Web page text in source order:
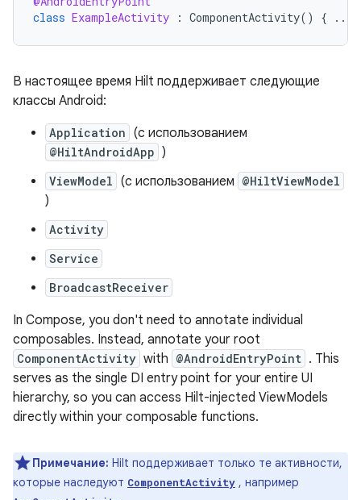
class ExampleActivity : ComponentActivity() { ...
В настоящее время Hilt поддерживает следующие
классы Android:
Application (с использованием
@HiltAndroidApp )
ViewModel (с использованием @HiltViewModel
)
Activity
Service
BroadcastReceiver
In Compose, you don't need to annotate individual
composables. Instead, annotate your root
ComponentActivity with @AndroidEntryPoint . This
serves as the single DI entry point for your entire UI
hierarchy, so you can access Hilt-injected ViewModels
directly within your composable functions.
Примечание: Hilt поддерживает только те активности,
которые наследуют ComponentActivity , например